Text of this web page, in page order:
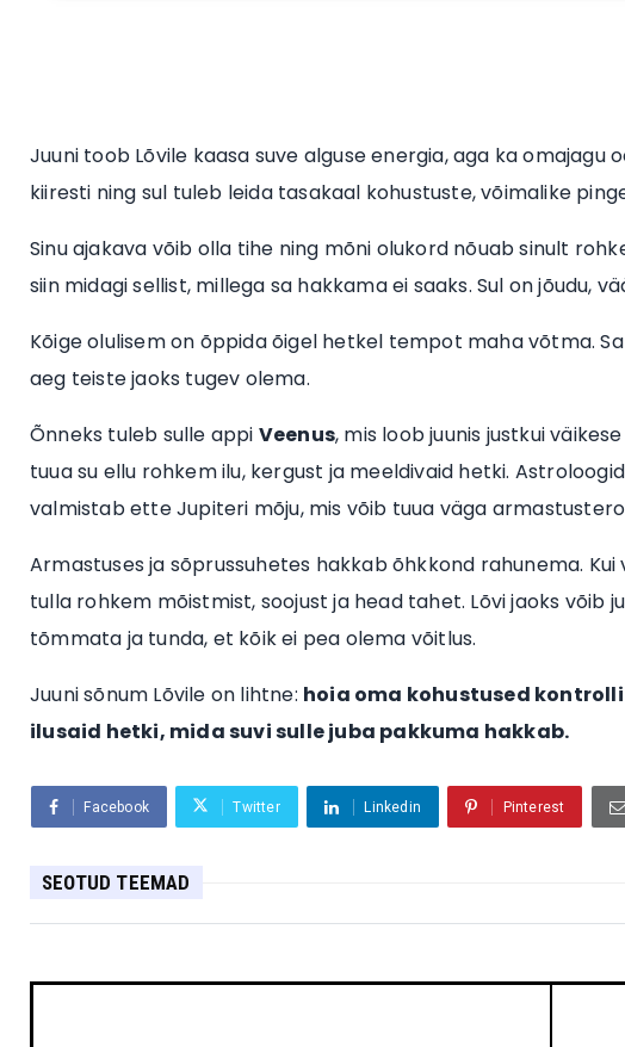
Juuni toob Lõvile kaasa suve alguse energia, aga ka omajagu
kiiresti ning sul tuleb leida tasakaal kohustuste, võimalike
Sinu ajakava võib olla tihe ning mõni olukord nõuab sinult
siin midagi sellist, millega sa hakkama ei saaks. Sul on jõudu,
Kõige olulisem on õppida õigel hetkel tempot maha võtma.
aeg teiste jaoks tugev olema.
Õnneks tuleb sulle appi Veenus, mis loob juunis justkui
tuua su ellu rohkem ilu, kergust ja meeldivaid hetki.
valmistab ette Jupiteri mõju, mis võib tuua väga
Armastuses ja sõprussuhetes hakkab õhkkond rahunema.
tulla rohkem mõistmist, soojust ja head tahet. Lõvi jaoks võib
tõmmata ja tunda, et kõik ei pea olema võitlus.
Juuni sõnum Lõvile on lihtne: hoia oma kohustused
ilusaid hetki, mida suvi sulle juba pakkuma hakkab.
Facebook Twitter Linkedin Pinterest
SEOTUD TEEMAD